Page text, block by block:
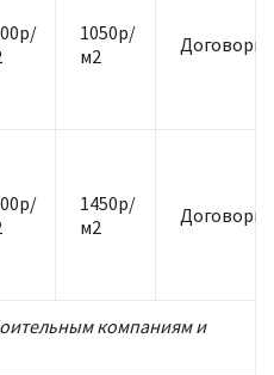
1050р/
м2
1450р/
м2
компаниям и